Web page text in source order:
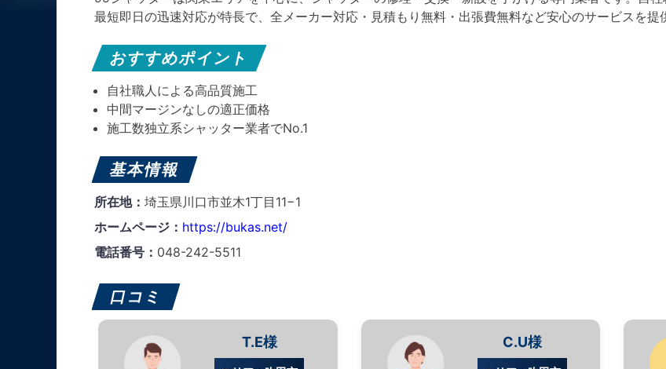
最短即日の迅速対応が特長で、全メーカー対応・見積もり無料・出張費無料など安心のサービスを提
おすすめポイント
自社職人による高品質施工
中間マージンなしの適正価格
施工数独立系シャッター業者でNo.1
基本情報
所在地： 埼玉県川口市並木1丁目11−1
ホームページ： https://bukas.net/
電話番号： 048-242-5511
口コミ
T.E様 C.U様